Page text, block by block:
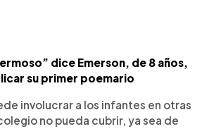
dice Emerson, de 8 años,
su primer poemario
involucrar a los infantes en otras
no pueda cubrir, ya sea de